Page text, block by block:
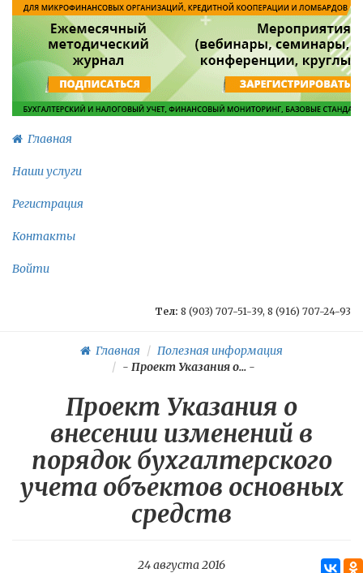
Главная
Наши услуги
Регистрация
Контакты
Войти
Тел: 8 (903) 707-51-39, 8 (916) 707-24-93
Главная
Полезная информация
- Проект Указания о... -
Проект Указания о
внесении изменений в
порядок бухгалтерского
учета объектов основных
средств
24 августа 2016